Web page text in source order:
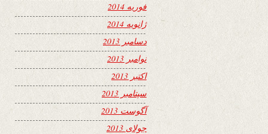
فوریه 2014
ژانویه 2014
دسامبر 2013
نوامبر 2013
اکتبر 2013
سپتامبر 2013
آگوست 2013
جولای 2013